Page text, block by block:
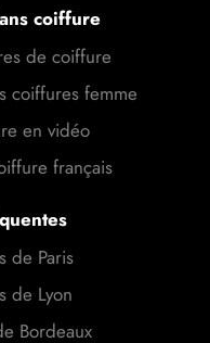
coiffure
de coiffure
coiffures femme
en vidéo
français
de Paris
de Lyon
Bordeaux